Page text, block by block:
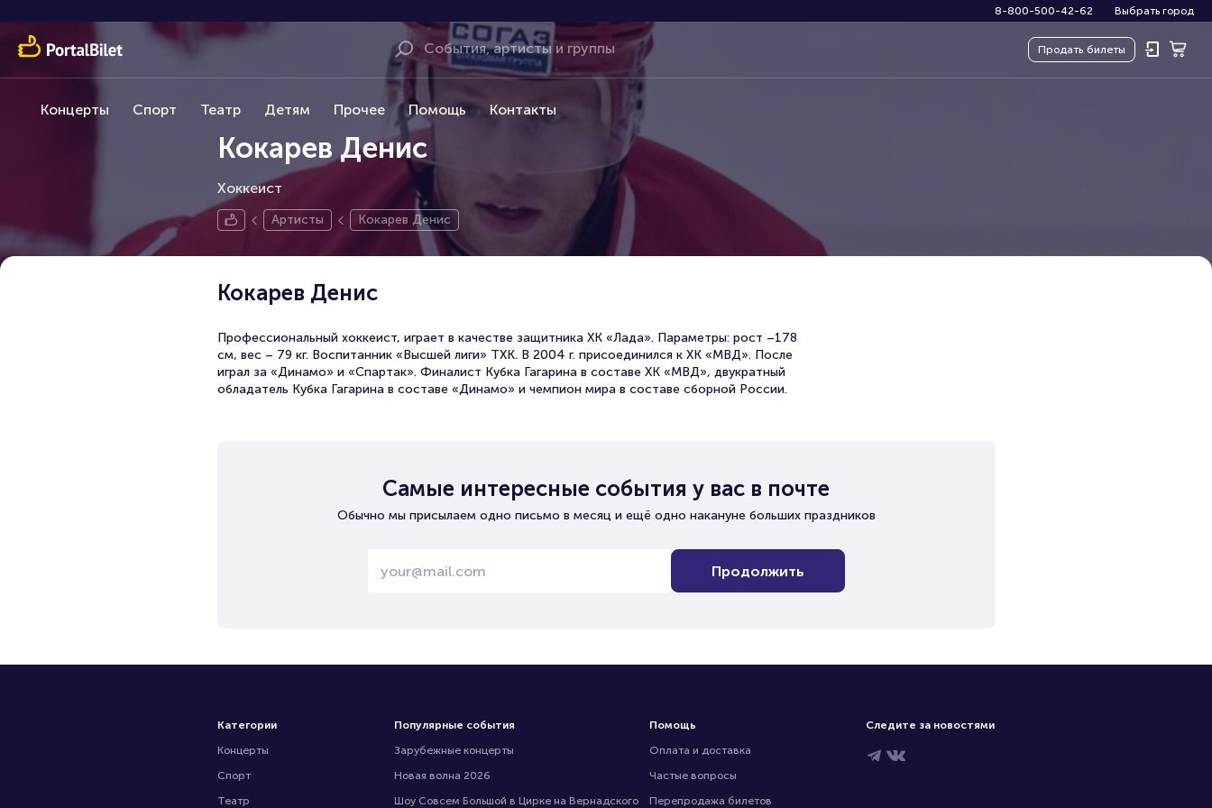
8-800-500-42-62 Выбрать город
Продать билеты
Концерты Спорт Театр Детям Прочее Помощь Контакты
Кокарев Денис
Хоккеист
Артисты Кокарев Денис
Кокарев Денис
Профессиональный хоккеист, играет в качестве защитника ХК «Лада». Параметры: рост –178
см, вес – 79 кг. Воспитанник «Высшей лиги» ТХК. В 2004 г. присоединился к ХК «МВД». После
играл за «Динамо» и «Спартак». Финалист Кубка Гагарина в составе ХК «МВД», двукратный
обладатель Кубка Гагарина в составе «Динамо» и чемпион мира в составе сборной России.
Самые интересные события у вас в почте
Обычно мы присылаем одно письмо в месяц и ещё одно накануне больших праздников
Продолжить
Категории
Концерты
Спорт
Театр
Популярные события
Зарубежные концерты
Новая волна 2026
Шоу Совсем Большой в Цирке на Вернадского
Помощь
Оплата и доставка
Частые вопросы
Перепродажа билетов
Следите за новостями